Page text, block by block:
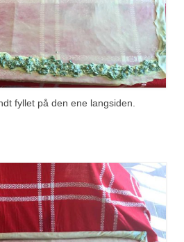
fyllet på den ene langsiden.